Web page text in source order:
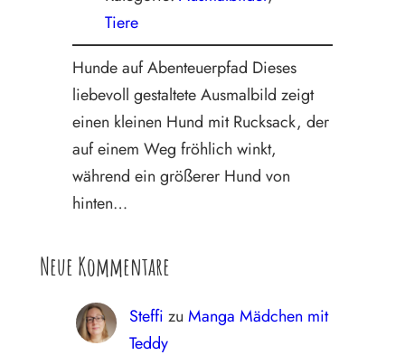
Tiere
Hunde auf Abenteuerpfad Dieses
liebevoll gestaltete Ausmalbild zeigt
einen kleinen Hund mit Rucksack, der
auf einem Weg fröhlich winkt,
während ein größerer Hund von
hinten…
Neue Kommentare
Steffi zu Manga Mädchen mit
Teddy